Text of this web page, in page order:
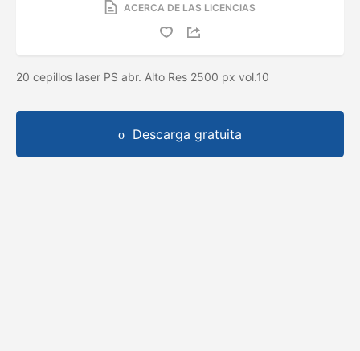
ACERCA DE LAS LICENCIAS
20 cepillos laser PS abr. Alto Res 2500 px vol.10
Descarga gratuita